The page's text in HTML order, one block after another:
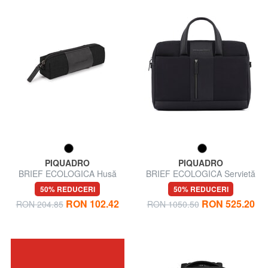
PIQUADRO
BRIEF ECOLOGICA Husă
pentru stilou
50% REDUCERI
RON 204.85 RON 102.42
PIQUADRO
BRIEF ECOLOGICA Servietă
pentru PC
50% REDUCERI
RON 1050.50 RON 525.20